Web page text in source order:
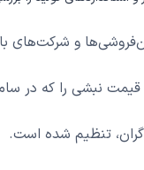
و شرکت‌های
قیمت نبشی را که در
تنظیم شده است.